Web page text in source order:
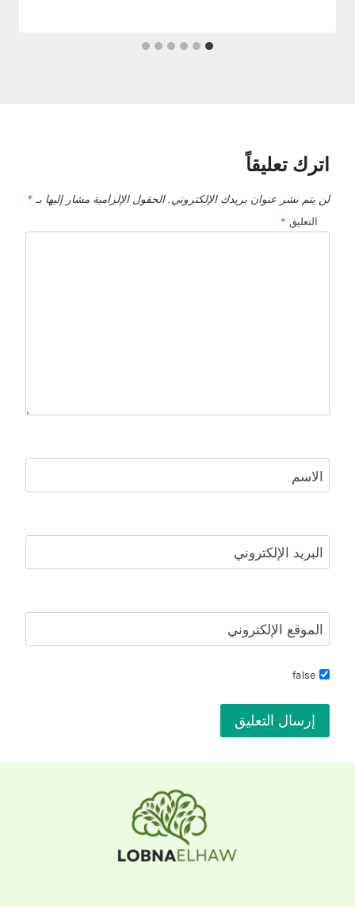
اترك تعليقاً
لن يتم نشر عنوان بريدك الإلكتروني. الحقول الإلزامية مشار إليها بـ *
التعليق *
الاسم
البريد الإلكتروني
الموقع الإلكتروني
false